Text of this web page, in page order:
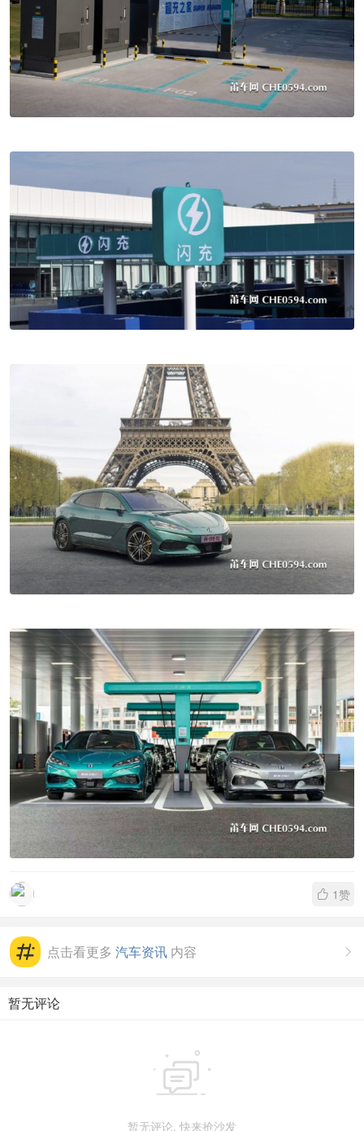
 1赞

点击看更多 汽车资讯 内容
暂无评论

暂无评论, 快来抢沙发